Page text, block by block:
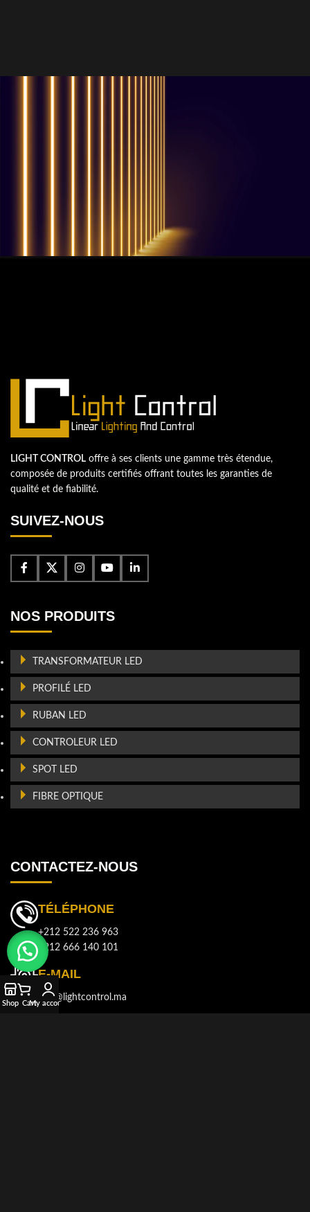
LIGHT CONTROL offre à ses clients une gamme très étendue,
composée de produits certifiés offrant toutes les garanties de
qualité et de fiabilité.
SUIVEZ-NOUS
NOS PRODUITS
TRANSFORMATEUR LED
PROFILÉ LED
RUBAN LED
CONTROLEUR LED
SPOT LED
FIBRE OPTIQUE
CONTACTEZ-NOUS
TÉLÉPHONE
+212 522 236 963
+212 666 140 101
E-MAIL
info@lightcontrol.ma
Shop CartMy account